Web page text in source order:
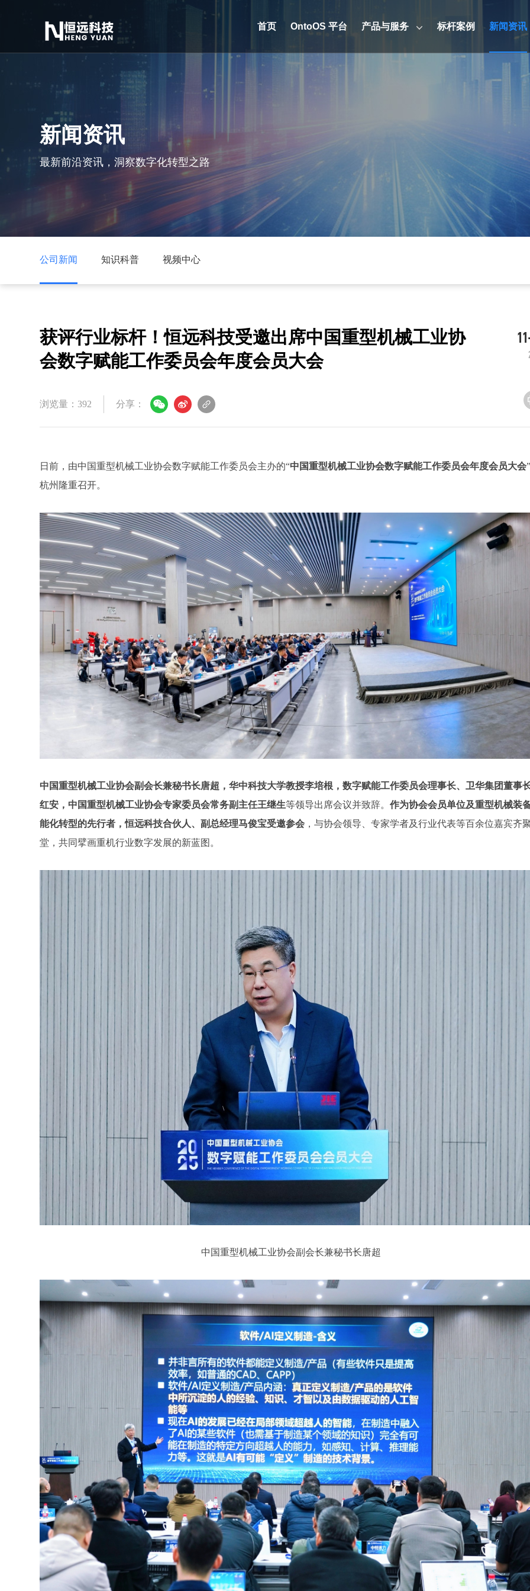
首页 OntoOS 平台 产品与服务 标杆案例 新闻资讯
新闻资讯
最新前沿资讯，洞察数字化转型之路
公司新闻 知识科普 视频中心
获评行业标杆！恒远科技受邀出席中国重型机械工业协
会数字赋能工作委员会年度会员大会
浏览量：392 分享：
日前，由中国重型机械工业协会数字赋能工作委员会主办的“中国重型机械工业协会数字赋能工作委员会年度会员大会
杭州隆重召开。
中国重型机械工业协会副会长兼秘书长唐超，华中科技大学教授李培根，数字赋能工作委员会理事长、卫华集团董事
红安，中国重型机械工业协会专家委员会常务副主任王继生等领导出席会议并致辞。作为协会会员单位及重型机械装
能化转型的先行者，恒远科技合伙人、副总经理马俊宝受邀参会 ，与协会领导、专家学者及行业代表等百余位嘉宾齐
堂，共同擘画重机行业数字发展的新蓝图。
中国重型机械工业协会副会长兼秘书长唐超